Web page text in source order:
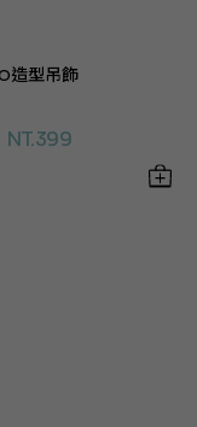
造型吊飾
NT.399